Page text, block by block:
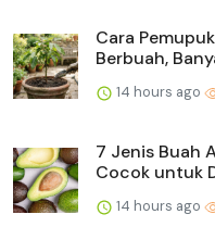
Cara
Berbuah,
14 hours ago
7 Jenis Buah
Cocok untuk
14 hours ago